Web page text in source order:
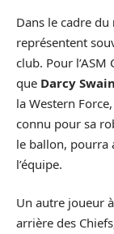
Dans le cadre du
représentent
club. Pour
que Darcy Swain
la Western
connu pour sa
le ballon, pourra
l’équipe.
Un autre joueur
arrière des